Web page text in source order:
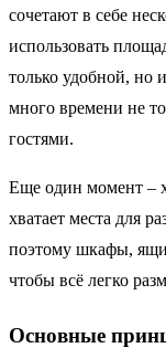
сочетают в себе
использовать
только удобной, но
много времени не
гостями.
Еще один момент –
хватает места для
поэтому шкафы,
чтобы всё легко
Основные